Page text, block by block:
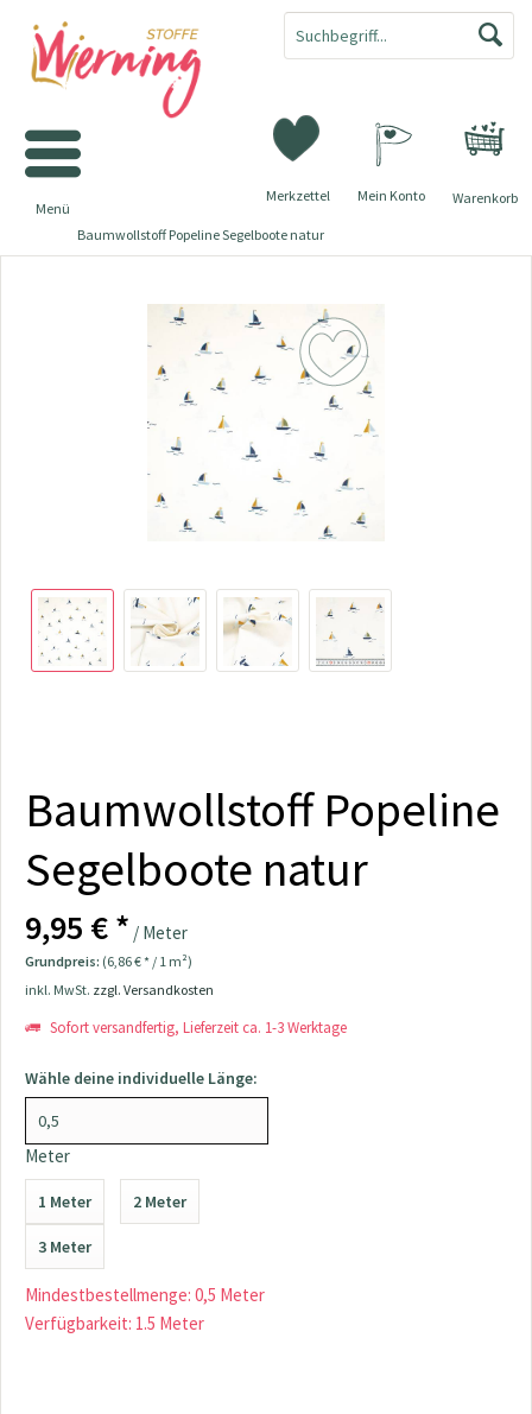
Warenkorb
Merkzettel Mein Konto
Menü
Baumwollstoff Popeline Segelboote natur
Baumwollstoff Popeline
Segelboote natur
9,95 € * / Meter
Grundpreis: (6,86 € * / 1 m²)
inkl. MwSt. zzgl. Versandkosten
Sofort versandfertig, Lieferzeit ca. 1-3 Werktage
Wähle deine individuelle Länge:
Meter
1 Meter 2 Meter
3 Meter
Mindestbestellmenge: 0,5 Meter
Verfügbarkeit: 1.5 Meter